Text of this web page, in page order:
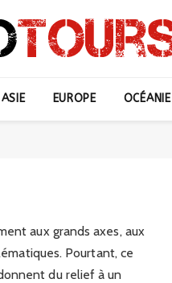
ASIE EUROPE OCÉANIE
aux grands axes, aux
Pourtant, ce
du relief à un